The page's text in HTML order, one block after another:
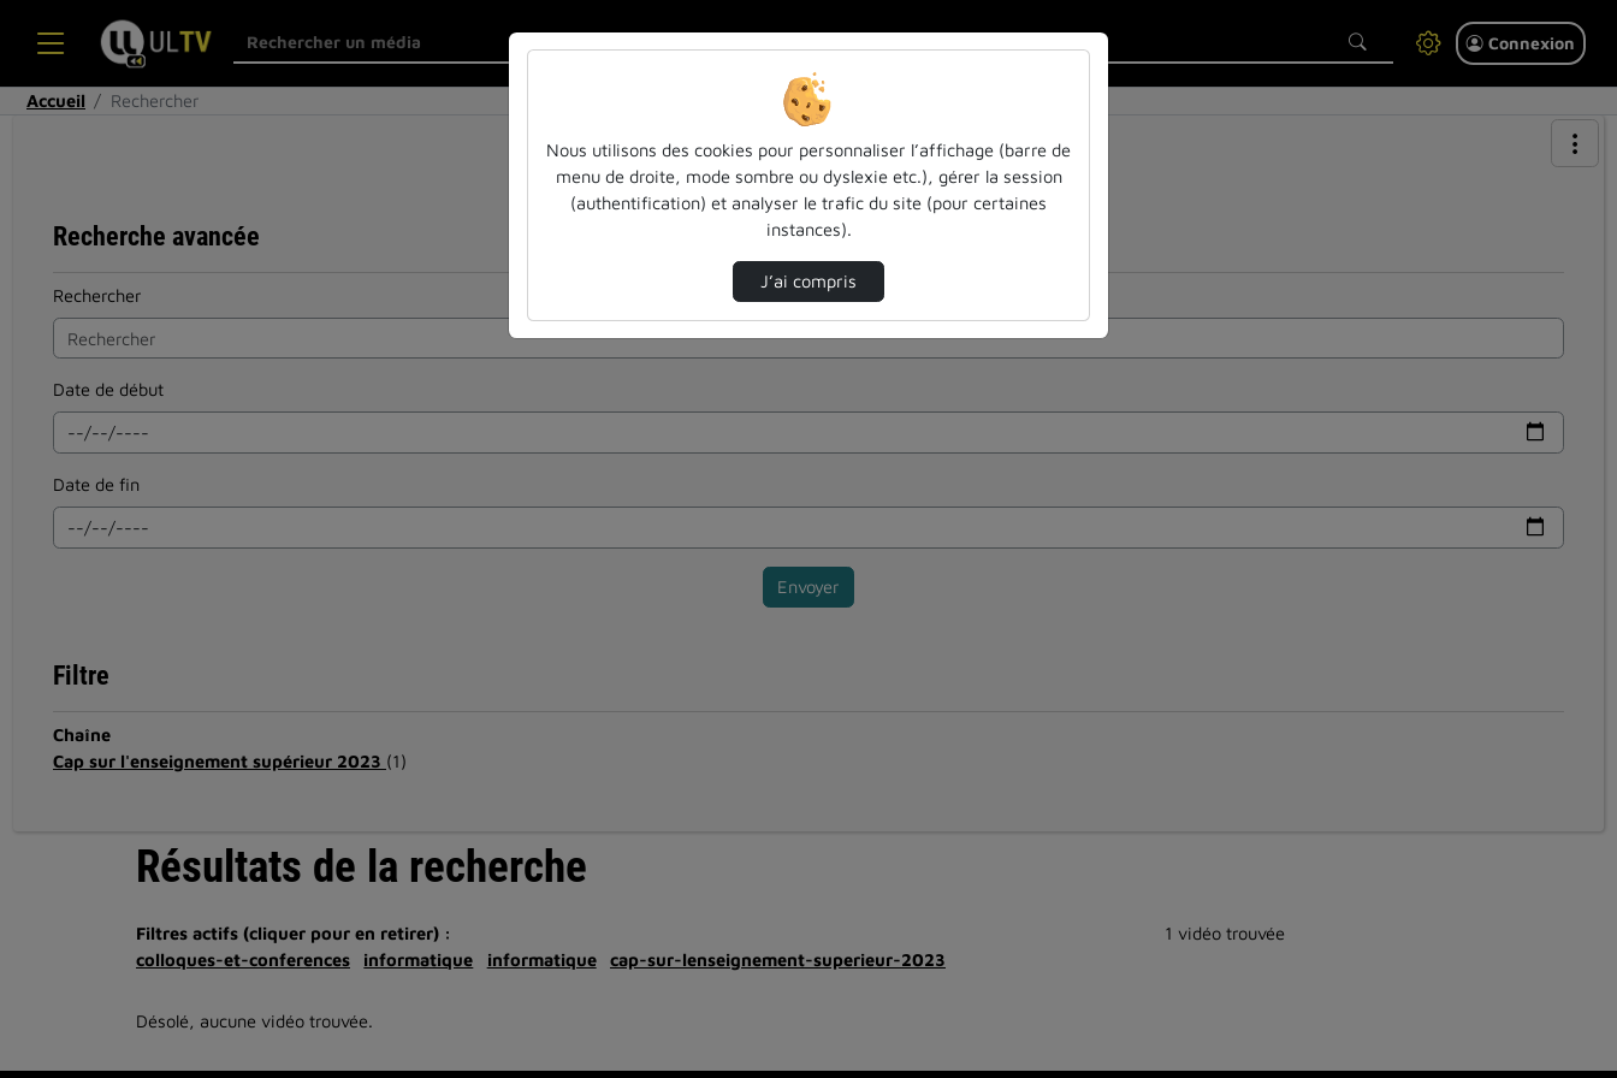
Connexion
Accueil Rechercher
Recherche avancée
Rechercher
Date de début
Date de fin
Envoyer
Filtre
Chaîne
Cap sur l'enseignement supérieur 2023 (1)
Résultats de la recherche
Filtres actifs (cliquer pour en retirer) :
colloques-et-conferences
informatique informatique cap-sur-lenseignement-superieur-2023
1 vidéo trouvée
Désolé, aucune vidéo trouvée.
Nous utilisons des cookies pour personnaliser l’affichage (barre de
menu de droite, mode sombre ou dyslexie etc.), gérer la session
(authentification) et analyser le trafic du site (pour certaines
instances).
J’ai compris